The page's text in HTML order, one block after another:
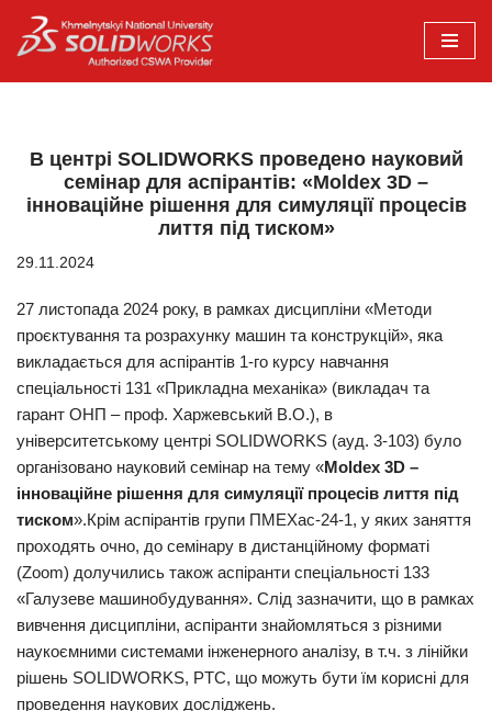
Перейти
до
В центрі SOLIDWORKS проведено науковий
семінар для аспірантів: «Moldex 3D –
інноваційне рішення для симуляції процесів
лиття під тиском»
29.11.2024
27 листопада 2024 року, в рамках дисципліни «Методи
проєктування та розрахунку машин та конструкцій», яка
викладається для аспірантів 1-го курсу навчання
спеціальності 131 «Прикладна механіка» (викладач та
гарант ОНП – проф. Харжевський В.О.), в
університетському центрі SOLIDWORKS (ауд. 3-103) було
організовано науковий семінар на тему «Moldex 3D –
інноваційне рішення для симуляції процесів лиття під
тиском».Крім аспірантів групи ПМЕХас-24-1, у яких заняття
проходять очно, до семінару в дистанційному форматі
(Zoom) долучились також аспіранти спеціальності 133
«Галузеве машинобудування». Слід зазначити, що в рамках
вивчення дисципліни, аспіранти знайомляться з різними
наукоємними системами інженерного аналізу, в т.ч. з лінійки
рішень SOLIDWORKS, PTC, що можуть бути їм корисні для
проведення наукових досліджень.